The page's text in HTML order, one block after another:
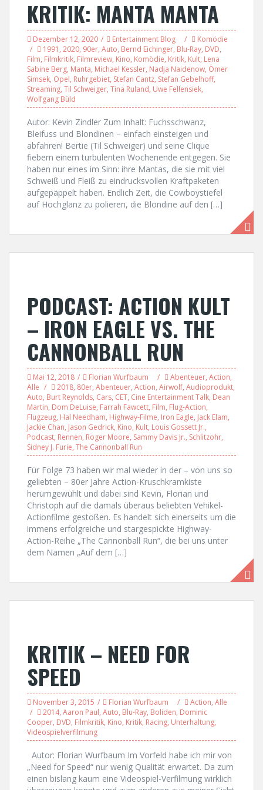
KRITIK: MANTA MANTA
Dezember 12, 2020 Entertainment Blog
Komödie
1991 , 2020, 90er, Auto, Bernd Eichinger, Blu-Ray, DVD,
Film, Filmkritik, Filmreview, Kino, Komödie, Kritik, Kult, Lena
Sabine Berg, Manta, Michael Kessler, Nadja Naidenow, Ömer
Simsek, Opel, Ruhrgebiet, Stefan Cantz, Stefan Gebelhoff,
Streaming, Til Schweiger, Tina Ruland, Uwe Fellensiek,
Wolfgang Büld
Autor: Kevin Zindler Zum Inhalt: Fuchsschwanz,
Bleifuss und Blondinen – einfach einsteigen und
abfahren! Bertie (Til Schweiger) und seine Clique
fiebern einem turbulenten Wochenende entgegen. Sie
haben nur eines im Sinn: ihre Mantas, die sie mit viel
Schweiß und Fleiß zu eindrucksvollen Kraftpaketen
aufgepäppelt haben. Endlich Zeit, die Cowboystiefel
auf Hochglanz zu polieren, die Blondine auf den […]
PODCAST: ACTION KULT
– IRON EAGLE VS. THE
CANNONBALL RUN
Mai 12, 2018 Florian Wurfbaum Abenteuer, Action,
Alle
2018, 80er, Abenteuer, Action, Airwolf, Audioprodukt,
Auto, Burt Reynolds, Cars, CET, Cine Entertainment Talk, Dean
Martin, Dom DeLuise, Farrah Fawcett, Film, Flug-Action,
Flugzeug, Hal Needham, Highway-Filme, Iron Eagle, Jack Elam,
Jackie Chan, Jason Gedrick, Kino, Kult, Louis Gossett Jr.,
Podcast, Rennen, Roger Moore, Sammy Davis Jr., Schlitzohr,
Sidney J. Furie, The Cannonball Run
Für Folge 73 haben wir mal wieder in der – von uns so
geliebten – 80er Jahre Action-Kruschkramkiste
herumgewühlt und dabei sind Kevin, Florian und
Christoph auf die damals überaus beliebten Vehikel-
Actionfilme gestoßen. Es handelt sich einerseits um die
immens erfolgreiche und stargespickte Highway-
Action-Reihe „The Cannonball Run“, die bei uns unter
dem Namen „Auf dem […]
KRITIK – NEED FOR
SPEED
November 3, 2015 Florian Wurfbaum Action, Alle
2014, Aaron Paul, Auto, Blu-Ray, Boliden, Dominic
Cooper, DVD, Filmkritik, Kino, Kritik, Racing, Unterhaltung,
Videospielverfilmung
Autor: Florian Wurfbaum Im Vorfeld habe ich mir von
„Need for Speed“ nur wenig Qualität erwartet. Da zum
einen bislang kaum eine Videospiel-Verfilmung wirklich